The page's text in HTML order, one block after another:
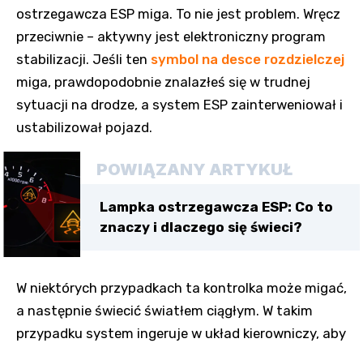
ostrzegawcza ESP miga. To nie jest problem. Wręcz
przeciwnie – aktywny jest elektroniczny program
stabilizacji. Jeśli ten symbol na desce rozdzielczej
miga, prawdopodobnie znalazłeś się w trudnej
sytuacji na drodze, a system ESP zainterweniował i
ustabilizował pojazd.
POWIĄZANY ARTYKUŁ
Lampka ostrzegawcza ESP: Co to
znaczy i dlaczego się świeci?
W niektórych przypadkach ta kontrolka może migać,
a następnie świecić światłem ciągłym. W takim
przypadku system ingeruje w układ kierowniczy, aby